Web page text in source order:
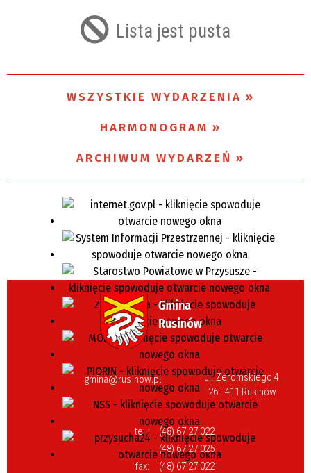
Trwające w zakresie Lista jest pusta
WSZYSTKIE WYDARZENIA
HARMONOGRAM
ARCHIWUM WYDARZEŃ
gmina@rusinow.pl
ul. Żeromskiego 4
26 - 411 Rusinów
tel.:
(48) 67 27 022
(48) 67 27 025
fax:
(48) 67 27 022